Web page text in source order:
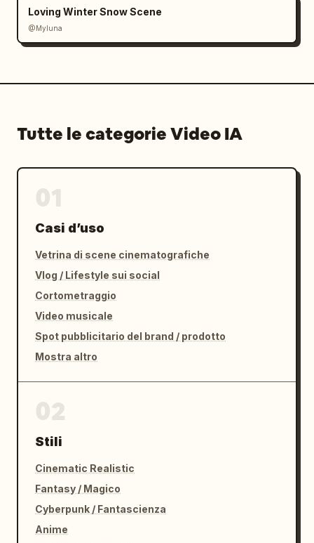
Loving Winter Snow Scene
@Myluna
Tutte le categorie Video IA
Casi d’uso
Vetrina di scene cinematografiche
Vlog / Lifestyle sui social
Cortometraggio
Video musicale
Spot pubblicitario del brand / prodotto
Mostra altro
Stili
Cinematic Realistic
Fantasy / Magico
Cyberpunk / Fantascienza
Anime